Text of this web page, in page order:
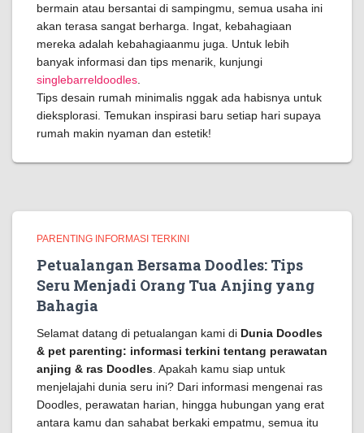
bermain atau bersantai di sampingmu, semua usaha ini
akan terasa sangat berharga. Ingat, kebahagiaan
mereka adalah kebahagiaanmu juga. Untuk lebih
banyak informasi dan tips menarik, kunjungi
singlebarreldoodles
Tips desain rumah minimalis nggak ada habisnya untuk
dieksplorasi. Temukan inspirasi baru setiap hari supaya
rumah makin nyaman dan estetik!
PARENTING INFORMASI TERKINI
Petualangan Bersama Doodles: Tips
Seru Menjadi Orang Tua Anjing yang
Bahagia
Selamat datang di petualangan kami di Dunia Doodles
& pet parenting: informasi terkini tentang perawatan
anjing & ras Doodles . Apakah kamu siap untuk
menjelajahi dunia seru ini? Dari informasi mengenai ras
Doodles, perawatan harian, hingga hubungan yang erat
antara kamu dan sahabat berkaki empatmu, semua itu